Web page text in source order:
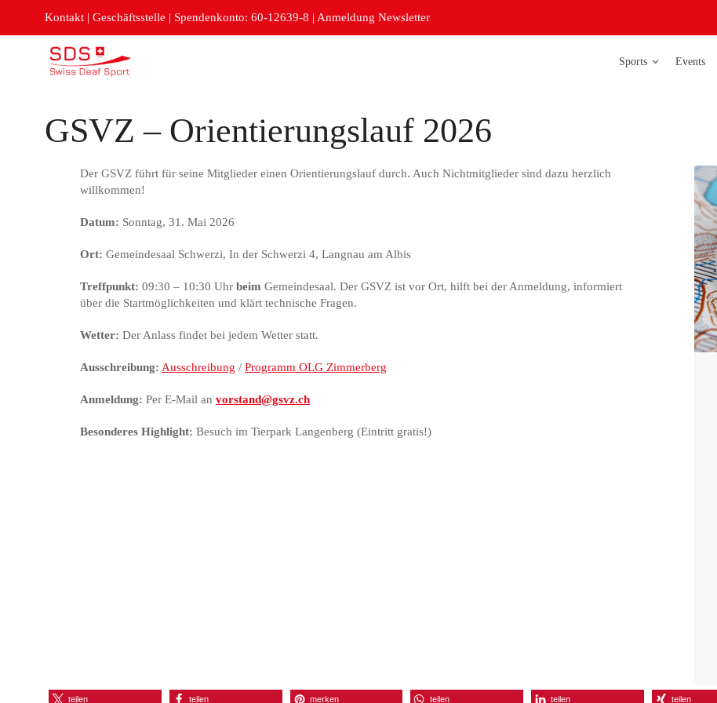
Kontakt | Geschäftsstelle | Spendenkonto: 60-12639-8 | Anmeldung Newsletter
Sports
Futsal Damen
Futsal Herren
Leichtathletik
Orientierungslauf
Events
GSVZ – Orientierungslauf 2026
Der GSVZ führt für seine Mitglieder einen Orientierungslauf durch. Auch Nichtmitglieder sind dazu herzlich
willkommen!
Datum: Sonntag, 31. Mai 2026
Ort: Gemeindesaal Schwerzi, In der Schwerzi 4, Langnau am Albis
Treffpunkt: 09:30 – 10:30 Uhr beim Gemeindesaal. Der GSVZ ist vor Ort, hilft bei der Anmeldung, informiert
über die Startmöglichkeiten und klärt technische Fragen.
Wetter: Der Anlass findet bei jedem Wetter statt.
Ausschreibung: Ausschreibung / Programm OLG Zimmerberg
Anmeldung: Per E-Mail an vorstand@gsvz.ch
Besonderes Highlight: Besuch im Tierpark Langenberg (Eintritt gratis!)
teilen teilen merken teilen teilen teilen